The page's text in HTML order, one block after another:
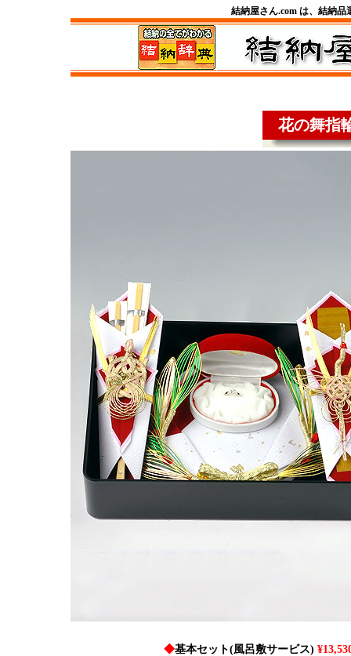
結納屋さん.com は、結納
花の舞指
◆基本セット(風呂敷サービス)